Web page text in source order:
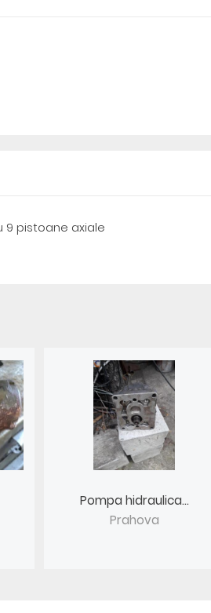
9 pistoane axiale
Pompa hidraulica...
Prahova